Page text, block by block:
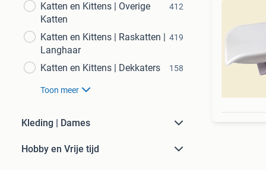
Katten en Kittens | Overige
Katten
412
Katten en Kittens | Raskatten |
Langhaar
419
Katten en Kittens | Dekkaters 158
Toon meer
Kleding | Dames
Hobby en Vrije tijd